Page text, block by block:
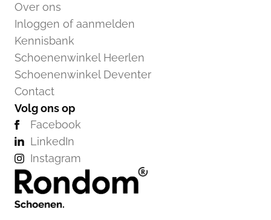
Over ons
Inloggen of aanmelden
Kennisbank
Schoenenwinkel Heerlen
Schoenenwinkel Deventer
Contact
Volg ons op
Facebook
LinkedIn
Instagram